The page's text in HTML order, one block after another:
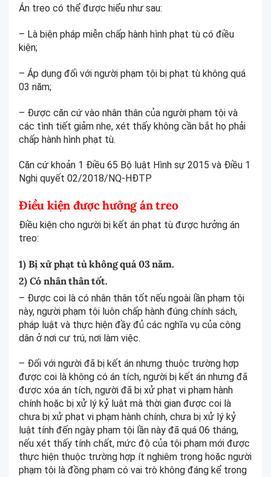
Án treo có thể được hiểu như sau:
– Là biện pháp miễn chấp hành hình phạt tù có điều
kiện;
– Áp dụng đối với người phạm tội bị phạt tù không quá
03 năm;
– Được căn cứ vào nhân thân của người phạm tội và
các tình tiết giảm nhẹ, xét thấy không cần bắt họ phải
chấp hành hình phạt tù.
Căn cứ khoản 1 Điều 65 Bộ luật Hình sự 2015 và Điều 1
Nghị quyết 02/2018/NQ-HĐTP
Điều kiện được hưởng án treo
Điều kiện cho người bị kết án phạt tù được hưởng án
treo:
1) Bị xử phạt tù không quá 03 năm.
2) Có nhân thân tốt.
– Được coi là có nhân thân tốt nếu ngoài lần phạm tội
này, người phạm tội luôn chấp hành đúng chính sách,
pháp luật và thực hiện đầy đủ các nghĩa vụ của công
dân ở nơi cư trú, nơi làm việc.
– Đối với người đã bị kết án nhưng thuộc trường hợp
được coi là không có án tích, người bị kết án nhưng đã
được xóa án tích, người đã bị xử phạt vi phạm hành
chính hoặc bị xử lý kỷ luật mà thời gian được coi là
chưa bị xử phạt vi phạm hành chính, chưa bị xử lý kỷ
luật tính đến ngày phạm tội lần này đã quá 06 tháng,
nếu xét thấy tính chất, mức độ của tội phạm mới được
thực hiện thuộc trường hợp ít nghiêm trọng hoặc người
phạm tội là đồng phạm có vai trò không đáng kể trong